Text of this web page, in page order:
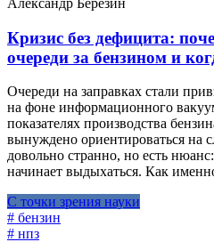
Кризис без дефицита:
очереди за бензином и
Очереди на заправках стали
на фоне информационного
показателях производства
вынуждено ориентироваться на
довольно странно, но есть
начинает выдыхаться. Как
С точки зрения науки
# бензин
# нпз